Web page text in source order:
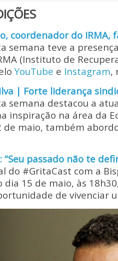
coordenador do
semana teve a
(Instituto de
YouTube e Instagram,
| Forte liderança
semana destacou a
inspiração na área da
de maio, também
“Seu passado não te
do #GritaCast com a
dia 15 de maio, às
de vivenciar